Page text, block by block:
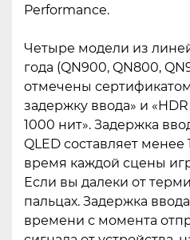
Performance.
Четыре модели из
года (QN900, QN800,
отмечены
задержку ввода» и
1000 нит». Задержка
QLED составляет
время каждой сцены
Если вы далеки от
пальцах. Задержка
времени с момента